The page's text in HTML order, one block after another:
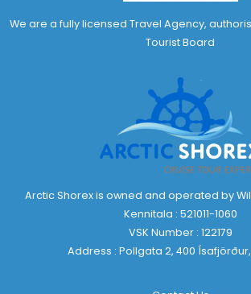
We are a fully licensed Travel Agency,
Tourist Board
Arctic Shorex is owned and operated by
Kennitala : 521011-1060
VSK Number : 122179
Address : Pollgata 2, 400